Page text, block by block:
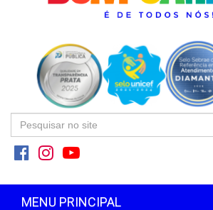
MENU PRINCIPAL